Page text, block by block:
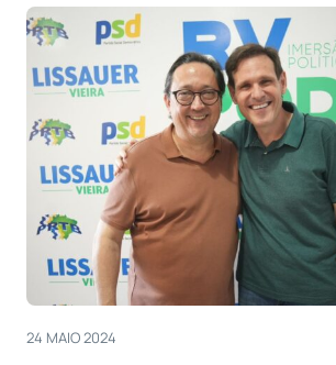
24 MAIO 2024